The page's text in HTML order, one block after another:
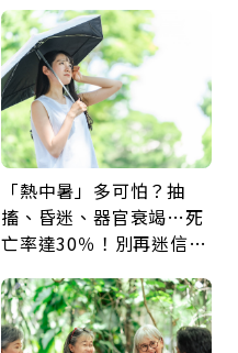
「熱中暑」多可怕？抽
搐、昏迷、器官衰竭…死
亡率達30％！別再迷信
5招才能真救命